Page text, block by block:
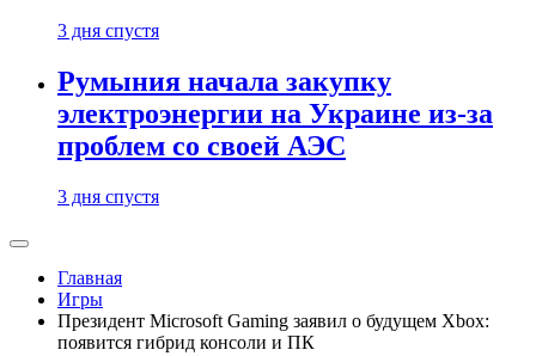
3 дня спустя
Румыния начала закупку
электроэнергии на Украине из-за
проблем со своей АЭС
3 дня спустя
Главная
Игры
Президент Microsoft Gaming заявил о будущем Xbox:
появится гибрид консоли и ПК